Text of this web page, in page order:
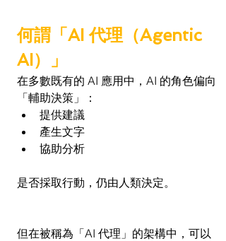
何謂「AI 代理（Agentic
AI）」
在多數既有的 AI 應用中，AI 的角色偏向
「輔助決策」：
提供建議
產生文字
協助分析
是否採取行動，仍由人類決定。
但在被稱為「AI 代理」的架構中，可以